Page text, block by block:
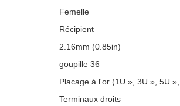
Femelle
Récipient
2.16mm (0.85in)
goupille 36
Placage à l'or (1U », 3U », 5U
Terminaux droits